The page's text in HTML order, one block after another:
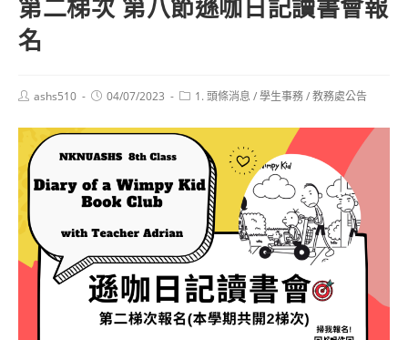
第二梯次 第八節遜咖日記讀書會報
名
Postashs510
Post04/07/2023
Post1. 頭條消息 /學生事務/教務處公告